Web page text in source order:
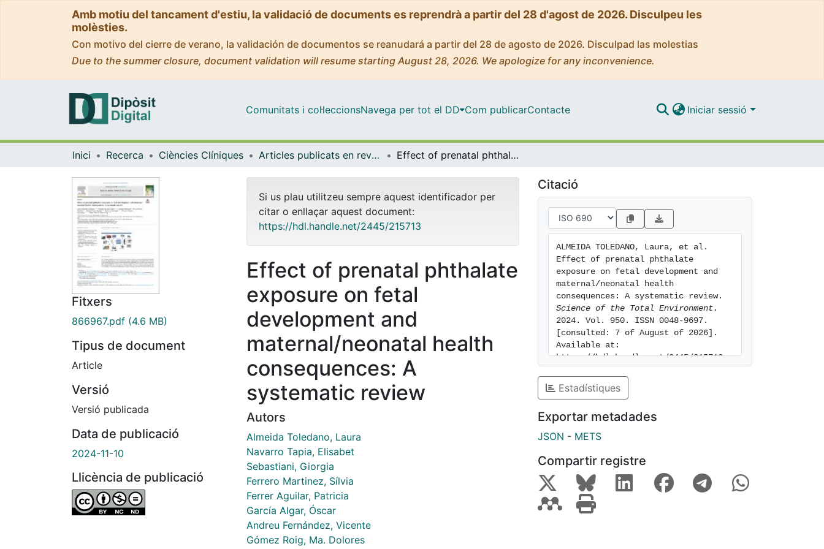
Amb motiu del tancament d'estiu, la validació de documents es reprendrà a partir del 28 d'agost de 2026. Disculpeu les
molèsties.
Con motivo del cierre de verano, la validación de documentos se reanudará a partir del 28 de agosto de 2026. Disculpad las molestias
Due to the summer closure, document validation will resume starting August 28, 2026. We apologize for any inconvenience.
Comunitats i col·leccionsNavega per tot el DD Com publicarContacte Iniciar sessió
Inici Recerca Ciències Clíniques Articles publicats en revistes (Ciències Clíniques) Effect of prenatal phthalate exposure on fetal development and maternal/neonatal health consequences: A systematic review
Fitxers
866967.pdf (4.6 MB)
Tipus de document
Article
Versió
Versió publicada
Data de publicació
2024-11-10
Llicència de publicació
Si us plau utilitzeu sempre aquest identificador per
citar o enllaçar aquest document:
https://hdl.handle.net/2445/215713
Effect of prenatal phthalate
exposure on fetal
development and
maternal/neonatal health
consequences: A
systematic review
Autors
Almeida Toledano, Laura
Navarro Tapia, Elisabet
Sebastiani, Giorgia
Ferrero Martinez, Sílvia
Ferrer Aguilar, Patricia
García Algar, Óscar
Andreu Fernández, Vicente
Gómez Roig, Ma. Dolores
Citació
ALMEIDA TOLEDANO, Laura, et al.
Effect of prenatal phthalate
exposure on fetal development and
maternal/neonatal health
Science of the Total Environment .
2024. Vol. 950. ISSN 0048-9697.
[consulted: 7 of August of 2026].
Available at:
https://hdl.handle.net/2445/215713
Estadístiques
Exportar metadades
JSON - METS
Compartir registre